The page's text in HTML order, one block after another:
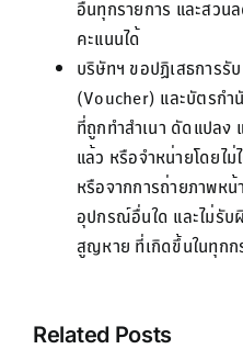
อื่นทุกรายการ และส่วน
คะแนนได้
บริษัทฯ ขอปฏิเสธการ
(Voucher) และบัตรก
ที่ถูกทำสำเนา ดัดแปลง
แล้ว หรือจำหน่ายโดย
หรือจากการถ่ายภาพห
อุปกรณ์อื่นใด และไม่รั
สูญหาย ที่เกิดขึ้นในทุก
Related Posts